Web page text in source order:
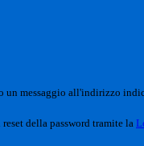
un messaggio all'indirizzo
della password tramite la